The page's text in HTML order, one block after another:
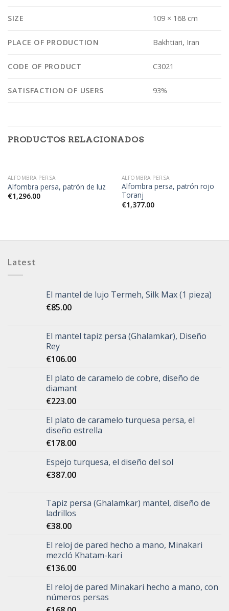
SIZE 109 × 168 cm
PLACE OF PRODUCTION Bakhtiari, Iran
CODE OF PRODUCT C3021
SATISFACTION OF USERS 93%
PRODUCTOS RELACIONADOS
ALFOMBRA PERSA
Alfombra persa, patrón de luz
€1,296.00
ALFOMBRA PERSA
Alfombra persa, patrón rojo
Toranj
€1,377.00
Latest
El mantel de lujo Termeh, Silk Max (1 pieza)
€85.00
El mantel tapiz persa (Ghalamkar), Diseño
Rey
€106.00
El plato de caramelo de cobre, diseño de
diamant
€223.00
El plato de caramelo turquesa persa, el
diseño estrella
€178.00
Espejo turquesa, el diseño del sol
€387.00
Tapiz persa (Ghalamkar) mantel, diseño de
ladrillos
€38.00
El reloj de pared hecho a mano, Minakari
mezcló Khatam-kari
€136.00
El reloj de pared Minakari hecho a mano, con
números persas